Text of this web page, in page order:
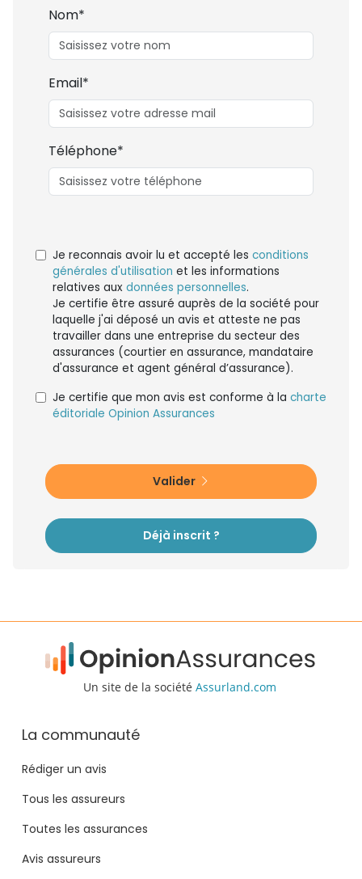
Nom*
Email*
Téléphone*
Je reconnais avoir lu et accepté les conditions
générales d'utilisation et les informations
relatives aux données personnelles.
Je certifie être assuré auprès de la société pour
laquelle j'ai déposé un avis et atteste ne pas
travailler dans une entreprise du secteur des
assurances (courtier en assurance, mandataire
d'assurance et agent général d’assurance).
Je certifie que mon avis est conforme à la charte
éditoriale Opinion Assurances
Valider
Déjà inscrit ?
Un site de la société Assurland.com
La communauté
Rédiger un avis
Tous les assureurs
Toutes les assurances
Avis assureurs